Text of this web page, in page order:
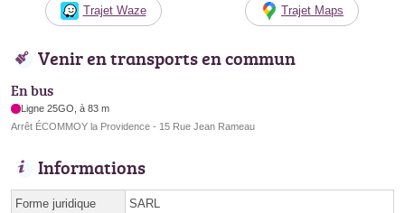
Trajet Waze Trajet Maps
Venir en transports en commun
En bus
Ligne 25GO, à 83 m
Arrêt ÉCOMMOY la Providence - 15 Rue Jean Rameau
Informations
Forme juridique SARL